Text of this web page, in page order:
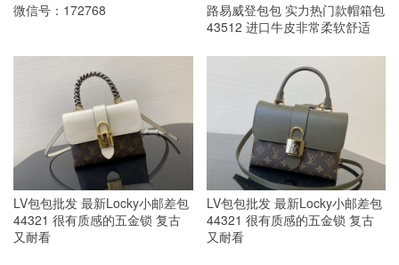
微信号：172768
路易威登包包 实力热门款帽箱包
43512 进口牛皮非常柔软舒适
LV包包批发 最新Locky小邮差包
44321 很有质感的五金锁 复古
又耐看
LV包包批发 最新Locky小邮差包
44321 很有质感的五金锁 复古
又耐看